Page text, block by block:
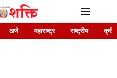
ठाणे महाराष्ट्र राष्ट्रीय